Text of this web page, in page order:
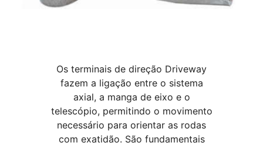
Os terminais de direção Driveway
fazem a ligação entre o sistema
axial, a manga de eixo e o
telescópio, permitindo o movimento
necessário para orientar as rodas
com exatidão. São fundamentais